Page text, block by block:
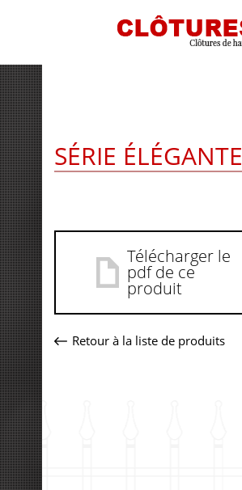
SÉRIE ÉLÉGANTE
Télécharger le
pdf de ce
produit
Retour à la liste de produits